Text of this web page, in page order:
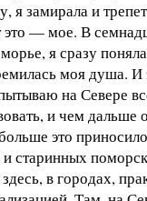
я замирала и
это — мое. В
я сразу
моя душа.
на Севере
и чем дальше
это
старинных
в городах,